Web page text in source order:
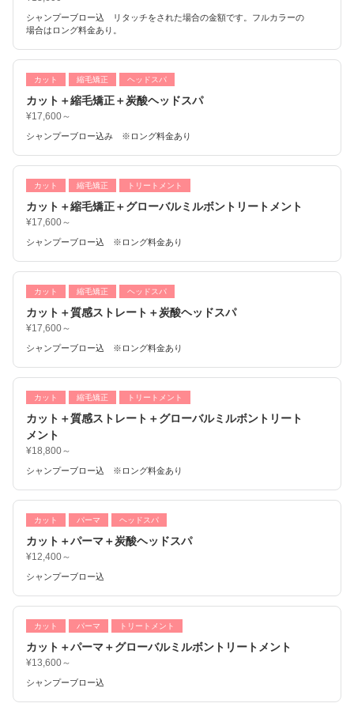
シャンプーブロー込 リタッチをされた場合の金額です。フルカラーの
場合はロング料金あり。
カット 縮毛矯正 ヘッドスパ
カット＋縮毛矯正＋炭酸ヘッドスパ
¥17,600～
シャンプーブロー込み ※ロング料金あり
カット 縮毛矯正 トリートメント
カット＋縮毛矯正＋グローバルミルボントリートメント
¥17,600～
シャンプーブロー込 ※ロング料金あり
カット 縮毛矯正 ヘッドスパ
カット＋質感ストレート＋炭酸ヘッドスパ
¥17,600～
シャンプーブロー込 ※ロング料金あり
カット 縮毛矯正 トリートメント
カット＋質感ストレート＋グローバルミルボントリート
メント
¥18,800～
シャンプーブロー込 ※ロング料金あり
カット パーマ ヘッドスパ
カット＋パーマ＋炭酸ヘッドスパ
¥12,400～
シャンプーブロー込
カット パーマ トリートメント
カット＋パーマ＋グローバルミルボントリートメント
¥13,600～
シャンプーブロー込